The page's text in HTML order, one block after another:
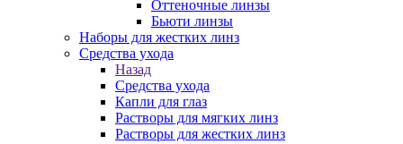
Оттеночные линзы
Бьюти линзы
Наборы для жестких линз
Средства ухода
Назад
Средства ухода
Капли для глаз
Растворы для мягких линз
Растворы для жестких линз